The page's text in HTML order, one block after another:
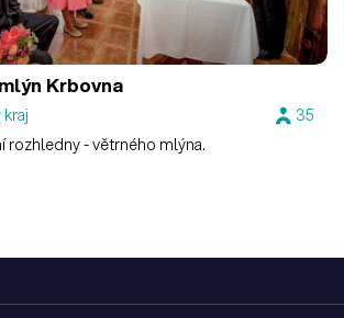
Krbovna
35
rozhledny - větrného mlýna.